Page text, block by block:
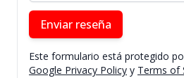
Enviar reseña
Este formulario está protegido
Google Privacy Policy y Terms of